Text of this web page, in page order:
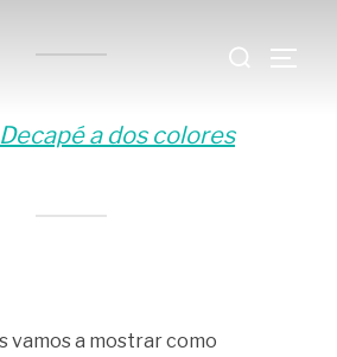
a dos colores
vamos a mostrar como